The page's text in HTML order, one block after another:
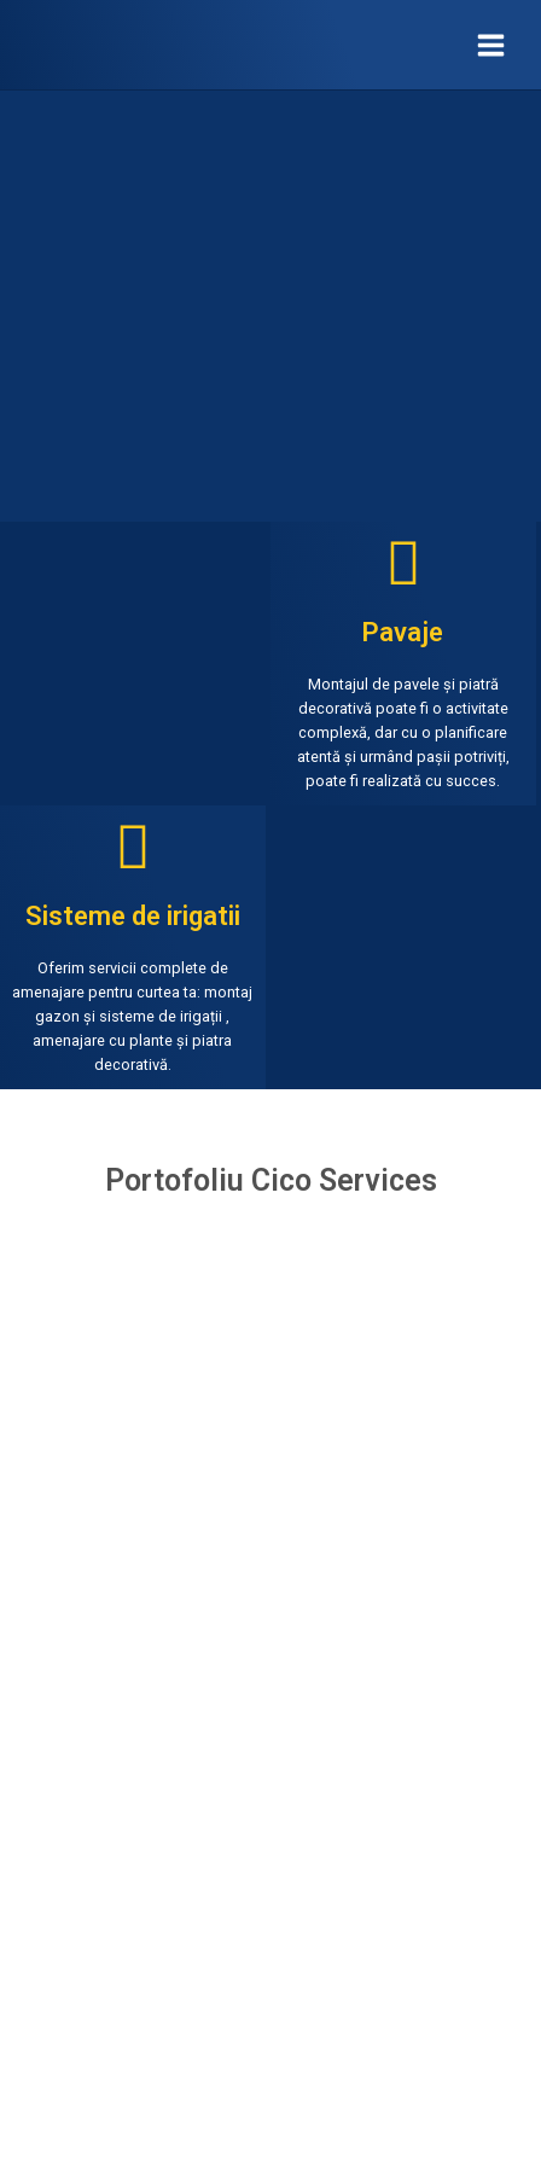
Pavaje
Montajul de pavele și piatră
decorativă poate fi o activitate
complexă, dar cu o planificare
atentă și urmând pașii potriviți,
poate fi realizată cu succes.
Sisteme de irigatii
Oferim servicii complete de
amenajare pentru curtea ta: montaj
gazon și sisteme de irigații ,
amenajare cu plante și piatra
decorativă.
Portofoliu Cico Services